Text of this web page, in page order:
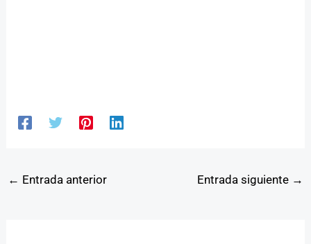
← Entrada anterior Entrada siguiente →